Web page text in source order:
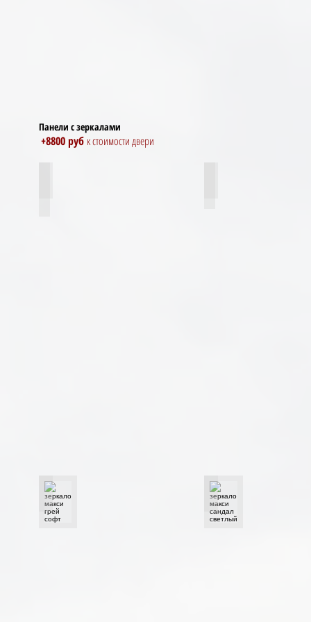
Панели с зеркалами
+8800 руб к стоимости двери
зеркало макси грей софт зеркало макси